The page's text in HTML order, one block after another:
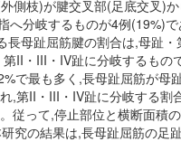
側枝)が腱交叉部(足底交叉)
分岐するものが4例(19%)
母趾屈筋腱の割合は,母趾
II・III・IV趾に分岐するもの
で最も多く,長母趾屈筋が母
,第II・III・IV趾に分岐する割
従って,停止部位と横断面積
究の結果は,長母趾屈筋の足